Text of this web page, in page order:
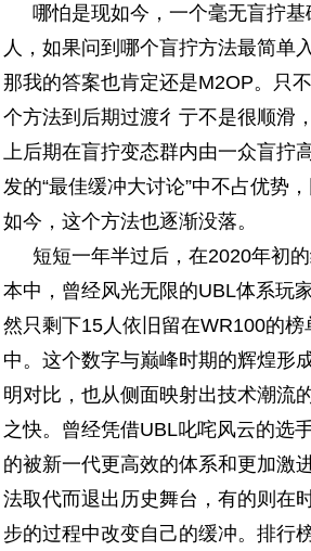
哪怕是现如今，一个毫无盲拧基
人，如果问到哪个盲拧方法最简单
那我的答案也肯定还是M2OP。只
个方法到后期过渡彳亍不是很顺滑
上后期在盲拧变态群内由一众盲拧
发的“最佳缓冲大讨论”中不占优势
如今，这个方法也逐渐没落。
短短一年半过后，在2020年初
本中，曾经风光无限的UBL体系玩
然只剩下15人依旧留在WR100的榜
中。这个数字与巅峰时期的辉煌形
明对比，也从侧面映射出技术潮流
之快。曾经凭借UBL叱咤风云的选
的被新一代更高效的体系和更加激
法取代而退出历史舞台，有的则在
步的过程中改变自己的缓冲。排行